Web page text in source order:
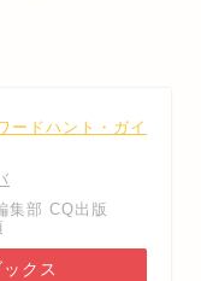
ードハント・ガイ
部 CQ出版
クス